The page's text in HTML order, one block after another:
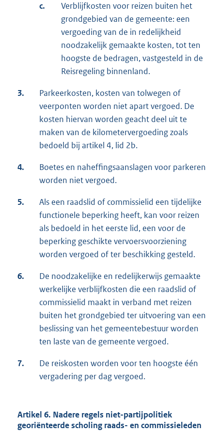
c.
Verblijfkosten voor reizen buiten het
grondgebied van de gemeente: een
vergoeding van de in redelijkheid
noodzakelijk gemaakte kosten, tot ten
hoogste de bedragen, vastgesteld in de
Reisregeling binnenland.
3.
Parkeerkosten, kosten van tolwegen of
veerponten worden niet apart vergoed. De
kosten hiervan worden geacht deel uit te
maken van de kilometervergoeding zoals
bedoeld bij artikel 4, lid 2b.
4.
Boetes en naheffingsaanslagen voor parkeren
worden niet vergoed.
5.
Als een raadslid of commissielid een tijdelijke
functionele beperking heeft, kan voor reizen
als bedoeld in het eerste lid, een voor de
beperking geschikte vervoersvoorziening
worden vergoed of ter beschikking gesteld.
6.
De noodzakelijke en redelijkerwijs gemaakte
werkelijke verblijfkosten die een raadslid of
commissielid maakt in verband met reizen
buiten het grondgebied ter uitvoering van een
beslissing van het gemeentebestuur worden
ten laste van de gemeente vergoed.
7.
De reiskosten worden voor ten hoogste één
vergadering per dag vergoed.
Artikel 6. Nadere regels niet-partijpolitiek
georiënteerde scholing raads- en commissieleden